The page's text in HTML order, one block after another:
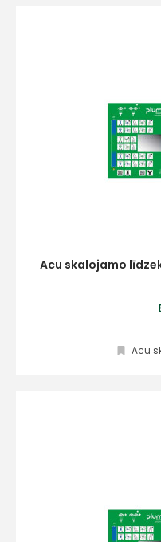
Acu skalojamo
Acu